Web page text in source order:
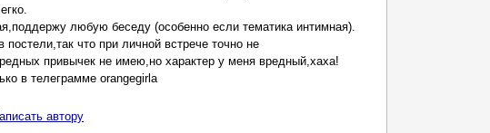
любую беседу (особенно если тематика интимная).
что при личной встрече точно не
привычек не имею,но характер у меня вредный,хаха!
в телеграмме orangegirla
автору